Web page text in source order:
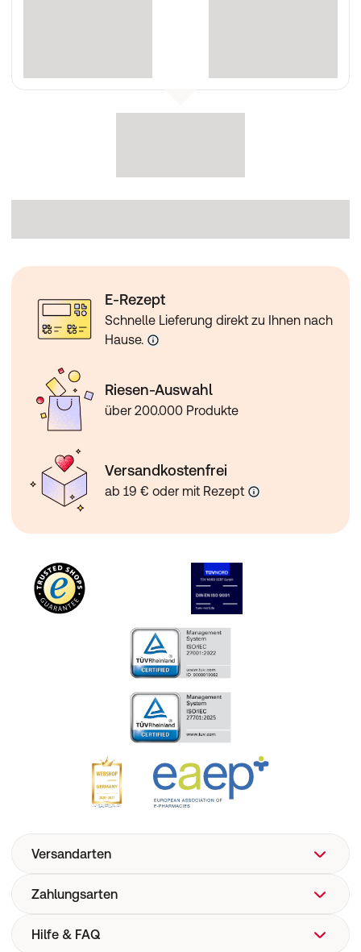
E-Rezept
Schnelle Lieferung direkt zu Ihnen nach
Hause.
Riesen-Auswahl
über 200.000 Produkte
Versandkostenfrei
ab 19 € oder mit Rezept
Versandarten
Zahlungsarten
Hilfe & FAQ